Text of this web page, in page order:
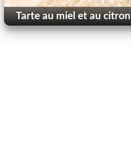
Tarte au miel et au citron